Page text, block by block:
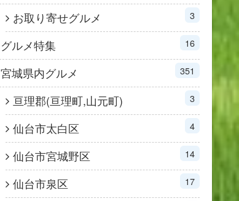
お取り寄せグルメ 3
グルメ特集 16
宮城県内グルメ 351
亘理郡(亘理町,山元町) 3
仙台市太白区 4
仙台市宮城野区 14
仙台市泉区 17